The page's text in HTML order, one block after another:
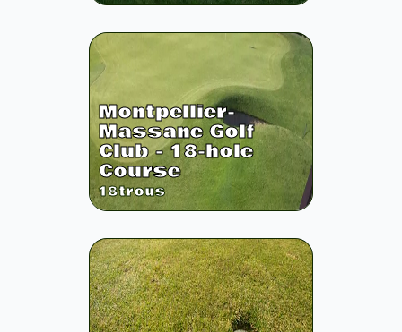
Montpellier-
Massane Golf
Club - 18-hole
Course
18trous